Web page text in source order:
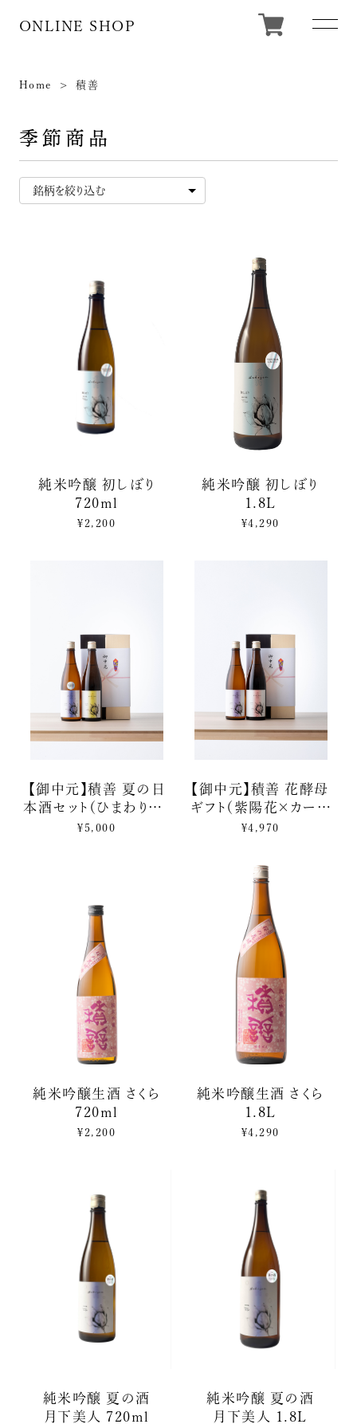
ONLINE SHOP
Home 積善
季節商品
純米吟醸 初しぼり
720ml
¥2,200
純米吟醸 初しぼり
1.8L
¥4,290
【御中元】積善 夏の日
本酒セット（ひまわり・月
下美人）
¥5,000
【御中元】積善 花酵母
ギフト（紫陽花×カーネ
ーション）
の。
¥4,970
純米吟醸生酒 さくら
720ml
¥2,200
純米吟醸生酒 さくら
1.8L
¥4,290
純米吟醸 夏の酒
月下美人 720ml
純米吟醸 夏の酒
月下美人 1.8L